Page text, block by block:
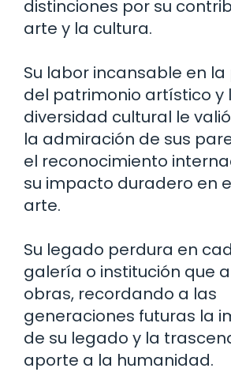
distinciones por su
arte y la cultura.
Su labor incansable en
del patrimonio artístico y
diversidad cultural le
la admiración de sus
el reconocimiento
su impacto duradero en
arte.
Su legado perdura en
galería o institución que
obras, recordando a las
generaciones futuras la
de su legado y la
aporte a la humanidad.